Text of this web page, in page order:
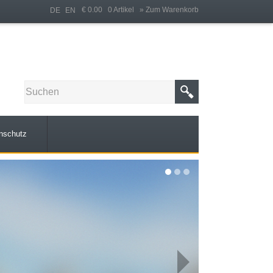
€ 0.00 0 Artikel » Zum Warenkorb
DE EN